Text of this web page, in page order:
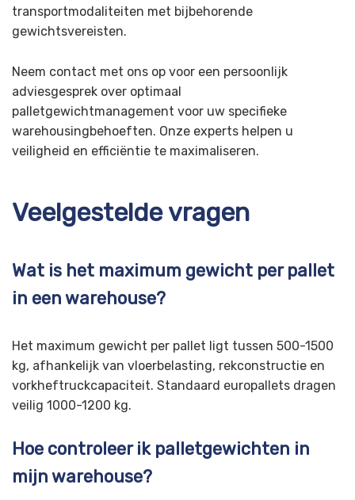
transportmodaliteiten met bijbehorende
gewichtsvereisten.
Neem contact met ons op voor een persoonlijk
adviesgesprek over optimaal
palletgewichtmanagement voor uw specifieke
warehousingbehoeften. Onze experts helpen u
veiligheid en efficiëntie te maximaliseren.
Veelgestelde vragen
Wat is het maximum gewicht per pallet
in een warehouse?
Het maximum gewicht per pallet ligt tussen 500-1500
kg, afhankelijk van vloerbelasting, rekconstructie en
vorkheftruckcapaciteit. Standaard europallets dragen
veilig 1000-1200 kg.
Hoe controleer ik palletgewichten in
mijn warehouse?